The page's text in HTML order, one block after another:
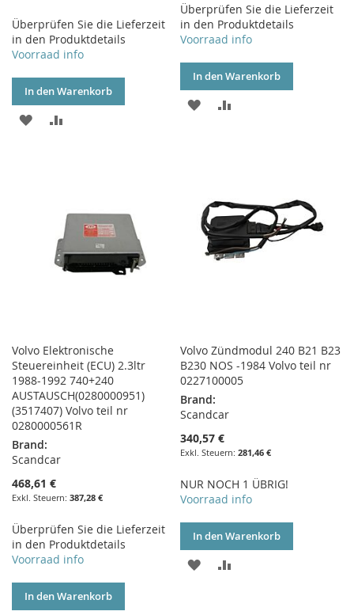
Überprüfen Sie die Lieferzeit
in den Produktdetails
Voorraad info
In den Warenkorb
ZUR
Überprüfen Sie die Lieferzeit
in den Produktdetails
Voorraad info
In den Warenkorb
ZUR
Volvo Elektronische
Steuereinheit (ECU) 2.3ltr
1988-1992 740+240
AUSTAUSCH(0280000951)
(3517407) Volvo teil nr
0280000561R
Brand:
Scandcar
468,61 €
387,28 €
Überprüfen Sie die Lieferzeit
in den Produktdetails
Voorraad info
In den Warenkorb
Volvo Zündmodul 240 B21 B23
B230 NOS -1984 Volvo teil nr
0227100005
Brand:
Scandcar
340,57 €
281,46 €
NUR NOCH 1 ÜBRIG!
Voorraad info
In den Warenkorb
ZUR